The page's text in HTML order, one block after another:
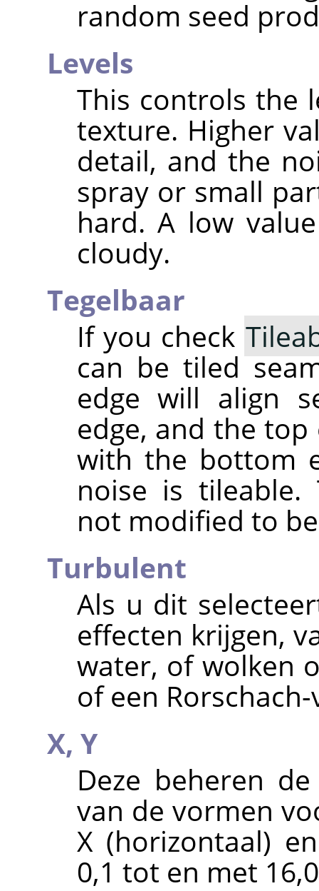
random seed
Levels
This controls the
texture. Higher
detail, and the
spray or small
hard. A low
cloudy.
Tegelbaar
If you check
can be tiled
edge will align
edge, and the top
with the bottom
noise is tileable.
not modified to
Turbulent
Als u dit
effecten krijgen,
water, of wolken
of een
X, Y
Deze beheren
van de vormen
X (horizontaal)
0,1 tot en met